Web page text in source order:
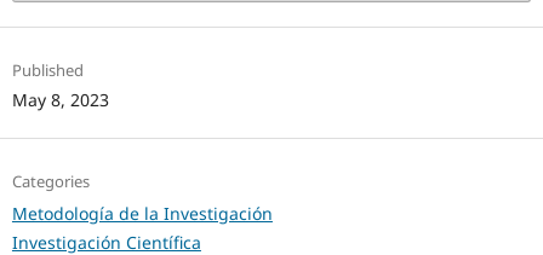
Published
May 8, 2023
Categories
Metodología de la Investigación
Investigación Científica